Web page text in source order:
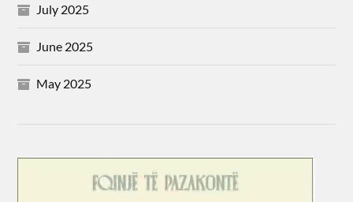
July 2025
June 2025
May 2025